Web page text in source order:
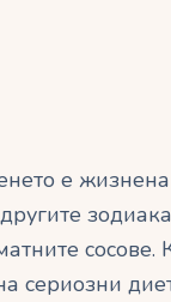
е
сосове.
сериозни